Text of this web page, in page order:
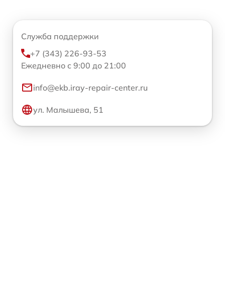
Служба поддержки
+7 (343) 226-93-53
Ежедневно с 9:00 до 21:00
info@ekb.iray-repair-center.ru
ул. Малышева, 51